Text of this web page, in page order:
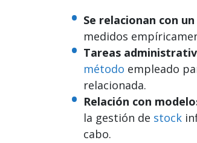
Se relacionan con
medidos
Tareas
método empleado
relacionada.
Relación con
la gestión de stock
cabo.